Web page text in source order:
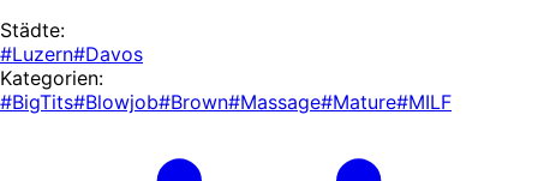
Städte:
#Luzern#Davos
Kategorien:
#BigTits#Blowjob#Brown#Massage#Mature#MILF